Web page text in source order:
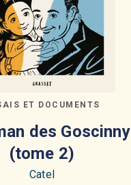
ET DOCUMENTS
des Goscinny
(tome 2)
Catel